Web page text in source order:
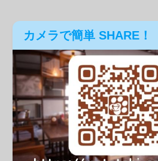
カメラで簡単 SHARE！